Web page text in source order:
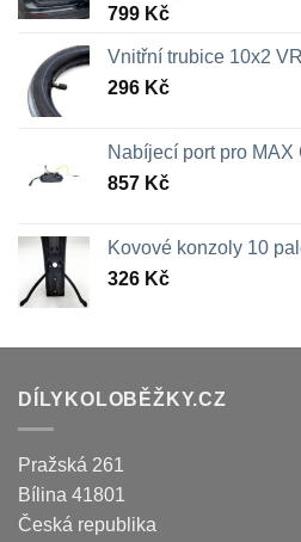
799 Kč
Vnitřní trubice 10x2 VR
296 Kč
Nabíjecí port pro MAX
857 Kč
Kovové konzoly 10
326 Kč
DÍLYKOLOBĚŽKY.CZ
Pražská 261
Bílina 41801
Česká republika